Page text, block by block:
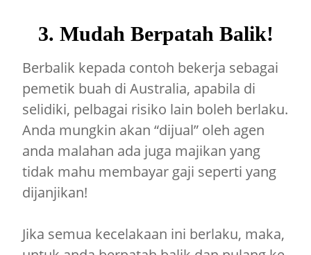
3. Mudah Berpatah Balik!
Berbalik kepada contoh bekerja sebagai
pemetik buah di Australia, apabila di
selidiki, pelbagai risiko lain boleh berlaku.
Anda mungkin akan “dijual” oleh agen
anda malahan ada juga majikan yang
tidak mahu membayar gaji seperti yang
dijanjikan!
Jika semua kecelakaan ini berlaku, maka,